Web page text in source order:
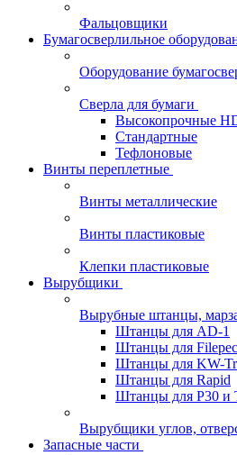
Фальцовщики
Бумагосверлильное
Оборудование
Сверла для бумаги
Высокопрочные
Стандартные
Тефлоновые
Винты переплетные
Винты металлические
Винты пластиковые
Клепки пластиковые
Вырубщики
Вырубные штанцы,
Штанцы для AD-1
Штанцы для
Штанцы для KW-
Штанцы для Rapid
Штанцы для Р30 и
Вырубщики углов,
Запасные части